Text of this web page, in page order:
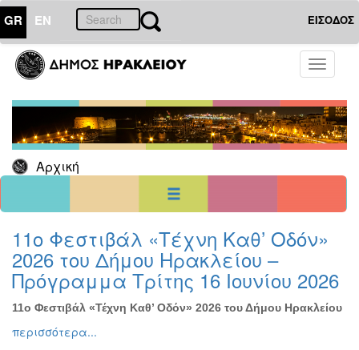
GR EN ΕΙΣΟΔΟΣ
Toggle
Αρχική
06Δεκέμβριος
2025
Τρι Τετ Πεμ Παρ Σαβ
1 2 3 4 5
6
7
14
15 16 17 18 19
20
27
ΗΜΕΡΟΛΟΓΙΟ
ΕΚΔΗΛΩΣΕΩΝ
Χριστούγεννα
-
Πρωτοχρονιά
11ο Φεστιβάλ «Τέχνη Καθ’ Οδόν»
2026 του Δήμου Ηρακλείου –
Πρόγραμμα Τρίτης 16 Ιουνίου 2026
11ο Φεστιβάλ «Τέχνη Καθ’ Οδόν» 2026 του Δήμου Ηρακλείου
περισσότερα...